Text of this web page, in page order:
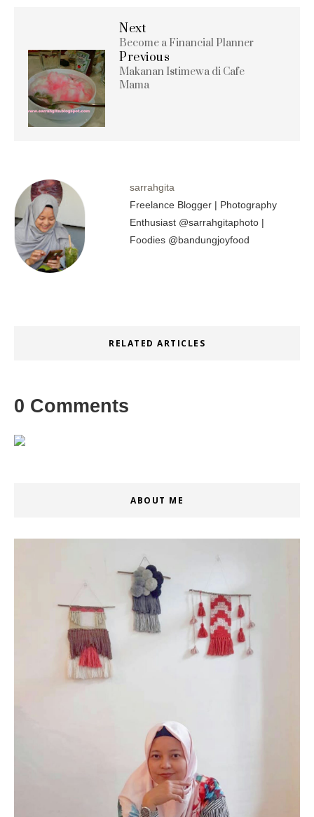
Next
Become a Financial Planner
Previous
Makanan Istimewa di Cafe
Mama
sarrahgita
Freelance Blogger | Photography
Enthusiast @sarrahgitaphoto |
Foodies @bandungjoyfood
RELATED ARTICLES
0 Comments
ABOUT ME